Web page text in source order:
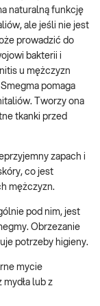
naturalną funkcję
ale jeśli nie jest
prowadzić do
bakterii i
u mężczyzn
pomaga
Tworzy ona
tkanki przed
zapach i
co jest
mężczyzn.
pod nim, jest
Obrzezanie
potrzeby higieny.
mycie
lub z